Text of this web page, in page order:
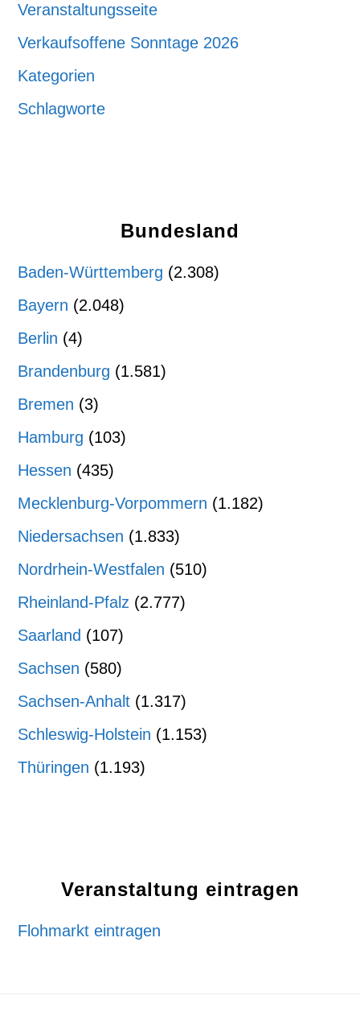
Veranstaltungsseite
Verkaufsoffene Sonntage 2026
Kategorien
Schlagworte
Bundesland
Baden-Württemberg (2.308)
Bayern (2.048)
Berlin (4)
Brandenburg (1.581)
Bremen (3)
Hamburg (103)
Hessen (435)
Mecklenburg-Vorpommern (1.182)
Niedersachsen (1.833)
Nordrhein-Westfalen (510)
Rheinland-Pfalz (2.777)
Saarland (107)
Sachsen (580)
Sachsen-Anhalt (1.317)
Schleswig-Holstein (1.153)
Thüringen (1.193)
Veranstaltung eintragen
Flohmarkt eintragen